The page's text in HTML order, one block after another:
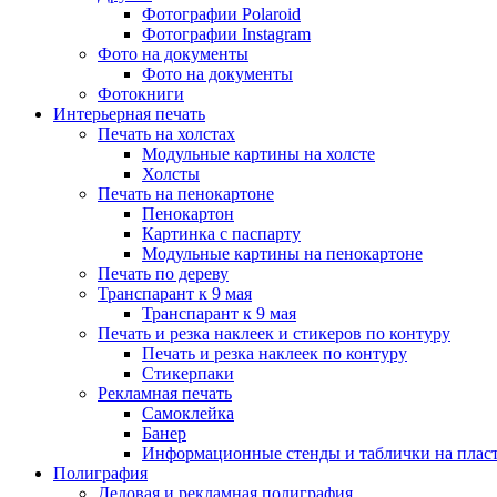
Фотографии Polaroid
Фотографии Instagram
Фото на документы
Фото на документы
Фотокниги
Интерьерная печать
Печать на холстах
Модульные картины на холсте
Холсты
Печать на пенокартоне
Пенокартон
Картинка с паспарту
Модульные картины на пенокартоне
Печать по дереву
Транспарант к 9 мая
Транспарант к 9 мая
Печать и резка наклеек и стикеров по контуру
Печать и резка наклеек по контуру
Стикерпаки
Рекламная печать
Самоклейка
Банер
Информационные стенды и таблички на
Полиграфия
Деловая и рекламная полиграфия